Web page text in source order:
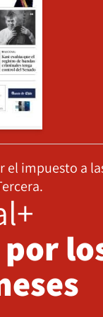
el impuesto a